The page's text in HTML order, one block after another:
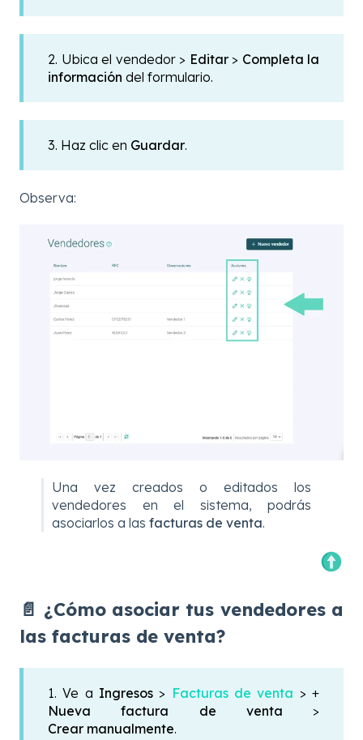
2. Ubica el vendedor > Editar> Completa la
información del formulario.
3. Haz clic en Guardar.
Observa:
Una vez creados o editados los
vendedores en el sistema, podrás
asociarlos a las facturas de venta.
📄 ¿Cómo asociar tus vendedores a
las facturas de venta?
1. Ve a Ingresos > Facturas de venta > +
Nueva factura de venta >
Crear manualmente.